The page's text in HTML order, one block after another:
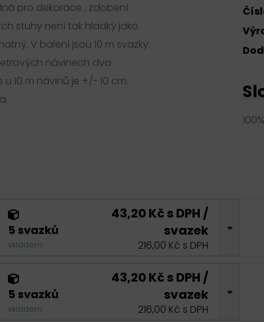
pro dekorace , zdobení
stuhy není tak hladký jako
V balení jsou 10 m svazky.
návinech dva
10 m návinů je +/- 10 cm.
5 svazků
skladem
43,20 Kč s DPH /
svazek
216,00 Kč s DPH
5 svazků
skladem
43,20 Kč s DPH /
svazek
216,00 Kč s DPH